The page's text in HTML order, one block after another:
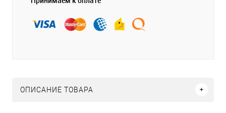
ОПИСАНИЕ ТОВАРА